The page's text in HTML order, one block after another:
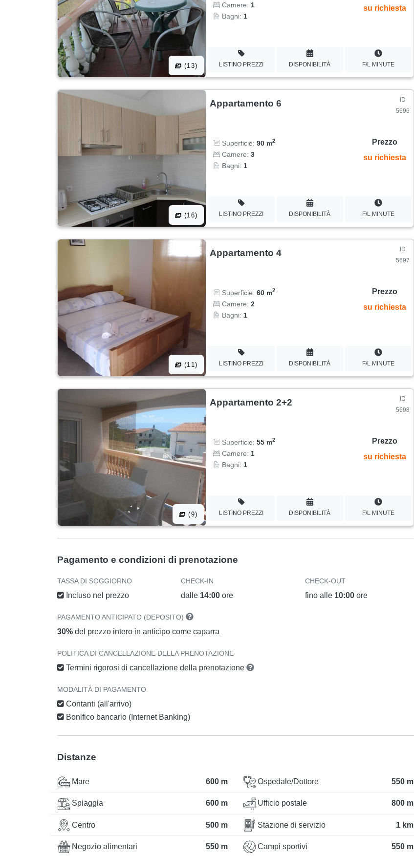
(13)
Camere: 1
Bagni: 1
su richiesta
LISTINO PREZZI DISPONIBILITÀ F/L MINUTE
(16)
Appartamento 6
ID
5696
Superficie:90 m2
Camere:3
Bagni: 1
Prezzo
su richiesta
LISTINO PREZZI DISPONIBILITÀ F/L MINUTE
(11)
Appartamento 4
ID
5697
Superficie:60 m2
Camere:2
Bagni: 1
Prezzo
su richiesta
LISTINO PREZZI DISPONIBILITÀ F/L MINUTE
(9)
Appartamento 2+2
ID
5698
Superficie:55 m2
Camere: 1
Bagni: 1
Prezzo
su richiesta
LISTINO PREZZI DISPONIBILITÀ F/L MINUTE
Pagamento e condizioni di prenotazione
TASSA DI SOGGIORNO
Incluso nel prezzo
CHECK-IN
dalle 14:00 ore
CHECK-OUT
fino alle 10:00ore
PAGAMENTO ANTICIPATO (DEPOSITO)
30% del prezzo intero in anticipo come caparra
POLITICA DI CANCELLAZIONE DELLA PRENOTAZIONE
Termini rigorosi di cancellazione della prenotazione
MODALITÀ DI PAGAMENTO
Contanti (all'arrivo)
Bonifico bancario (Internet Banking)
Distanze
Mare 600 m
Spiaggia 600 m
Centro 500 m
Negozio alimentari 550 m
Ospedale/Dottore 550 m
Ufficio postale 800 m
Stazione di servizio 1 km
Campi sportivi 550 m